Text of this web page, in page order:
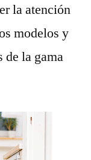
la atención
modelos y
de la gama